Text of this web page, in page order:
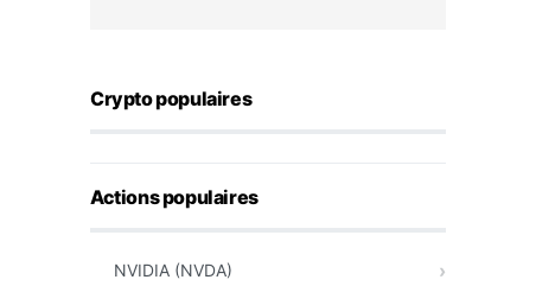
Crypto populaires
Actions populaires
NVIDIA (NVDA)